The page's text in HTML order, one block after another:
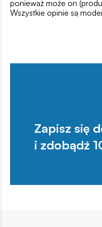
ponieważ może on
Wszystkie opinie są
Zapisz się
i zdobądź